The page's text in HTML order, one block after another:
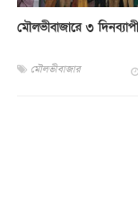
মৌলভীবাজারে ৩
মৌলভীবাজার